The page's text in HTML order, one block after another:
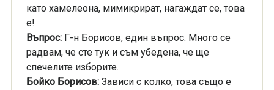
като хамелеона, мимикрират, нагаждат се, това
е!
Въпрос: Г-н Борисов, един въпрос. Много се
радвам, че сте тук и съм убедена, че ще
спечелите изборите.
Бойко Борисов: Зависи с колко, това също е